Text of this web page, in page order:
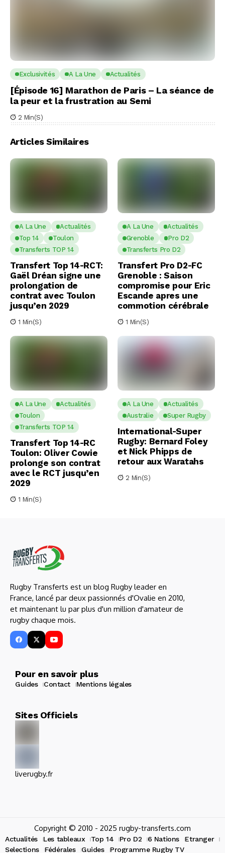
Exclusivités A La Une Actualités
[Épisode 16] Marathon de Paris – La séance de
la peur et la frustration au Semi
2 Min(s)
Articles Similaires
A La Une
Actualités
Top 14
Toulon
Transferts TOP 14
Transfert Top 14-RCT:
Gaël Dréan signe une
prolongation de
contrat avec Toulon
jusqu’en 2029
1 Min(s)
A La Une
Actualités
Grenoble
Pro D2
Transferts Pro D2
Transfert Pro D2-FC
Grenoble : Saison
compromise pour Eric
Escande apres une
commotion cérébrale
1 Min(s)
A La Une
Actualités
Toulon
Transferts TOP 14
Transfert Top 14-RC
Toulon: Oliver Cowie
prolonge son contrat
avec le RCT jusqu’en
2029
1 Min(s)
A La Une
Actualités
Australie
Super Rugby
International-Super
Rugby: Bernard Foley
et Nick Phipps de
retour aux Waratahs
2 Min(s)
Rugby Transferts est un blog Rugby leader en
France, lancé par deux passionnés d'Ovalie en 2010,
et maintenant lu par plus d'un million d'amateur de
rugby chaque mois.
Pour en savoir plus
Guides Contact Mentions légales
Sites Officiels
liverugby.fr
Copyright © 2010 - 2025 rugby-transferts.com
Actualités Les tableaux Top 14 Pro D2 6 Nations
Etranger
Selections
Fédérales Guides Programme Rugby TV